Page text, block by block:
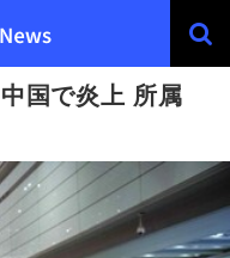
国で炎上 所属